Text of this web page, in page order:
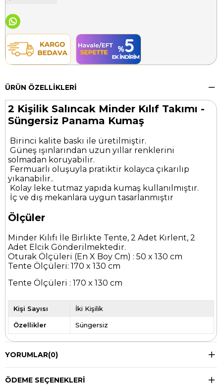
ÜRÜN ÖZELLIKLERI
2 Kişilik Salıncak Minder Kılıf Takımı -
Süngersiz Panama Kumaş
Birinci kalite baskı ile üretilmiştir.
Güneş ışınlarından uzun yıllar renklerini
solmadan koruyabilir.
Fermuarlı oluşuyla pratiktir kolayca çıkarılıp
yıkanabilir..
Kolay leke tutmaz yapıda kumaş kullanılmıştır.
İç ve dış mekanlara uygun tasarlanmıştır
Ölçüler
Minder Kılıfı İle Birlikte Tente, 2 Adet Kırlent, 2
Adet Elcik Gönderilmektedir.
Oturak Ölçüleri (En X Boy Cm) : 50 x 130 cm
Tente Ölçüleri: 170 x 130 cm
Tente Ölçüleri : 170 x 130 cm
Kişi Sayısı İki Kişilik
Özellikler Süngersiz
YORUMLAR(0)
ÖDEME SEÇENEKLERI